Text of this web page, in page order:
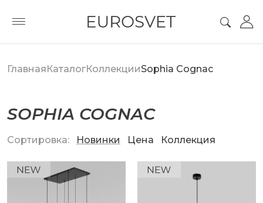
ГлавнаяКаталогКоллекцииSophia Cognac
SOPHIA COGNAC
Сортировка: Новинки Цена Коллекция